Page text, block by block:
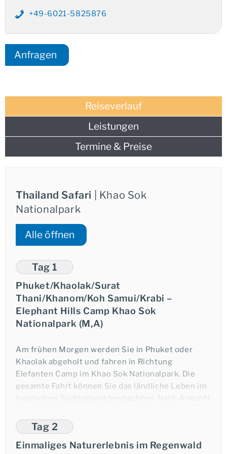
besonders wenn dieser in den Morgenstunden erwacht.
Verbindung zur Natur.
+49-6021-5825876
Anfragen
Reiseverlauf
Leistungen
Termine & Preise
Thailand Safari | Khao Sok
Nationalpark
Alle öffnen
Tag 1
Phuket/Khaolak/Surat
Thani/Khanom/Koh Samui/Krabi –
Elephant Hills Camp Khao Sok
Nationalpark (M,A)
Am frühen Morgen werden Sie in Phuket oder
Khaolak abgeholt und fahren in Richtung
Elefanten Camp im Khao Sok Nationalpark. Die
gesamte Fahrt können Sie das ländliche Leben im
tropischen Südthailand beobachten. Nach Ankunft
Zeltes, erhalten Sie ein stärkendes Mittagessen.
Im Anschluss unternehmen Sie eine Dschungel-
Tag 2
Einmaliges Naturerlebnis im Regenwald